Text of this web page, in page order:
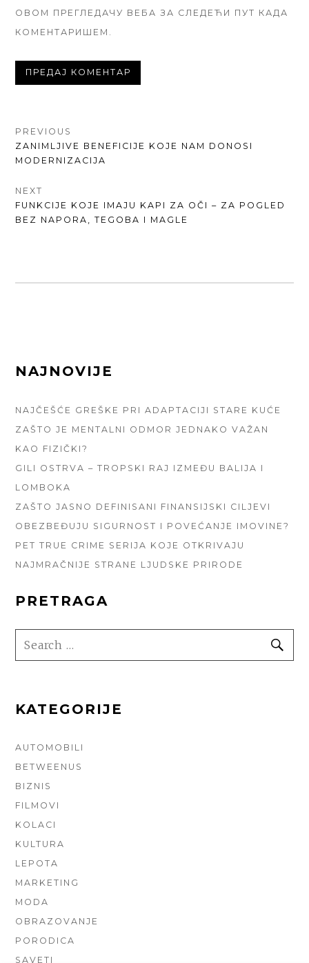
ОВОМ ПРЕГЛЕДАЧУ ВЕБА ЗА СЛЕДЕЋИ ПУТ КАДА
КОМЕНТАРИШЕМ.
КРЕТАЊЕ
ЧЛАНКА
PREVIOUS
PREVIOUS
POST:
ZANIMLJIVE BENEFICIJE KOJE NAM DONOSI
MODERNIZACIJA
NEXT
NEXT
POST:
FUNKCIJE KOJE IMAJU KAPI ZA OČI – ZA POGLED
BEZ NAPORA, TEGOBA I MAGLE
FOOTER
NAJNOVIJE
NAJČEŠĆE GREŠKE PRI ADAPTACIJI STARE KUĆE
ZAŠTO JE MENTALNI ODMOR JEDNAKO VAŽAN
KAO FIZIČKI?
GILI OSTRVA – TROPSKI RAJ IZMEĐU BALIJA I
LOMBOKA
ZAŠTO JASNO DEFINISANI FINANSIJSKI CILJEVI
OBEZBEĐUJU SIGURNOST I POVEĆANJE IMOVINE?
PET TRUE CRIME SERIJA KOJE OTKRIVAJU
NAJMRAČNIJE STRANE LJUDSKE PRIRODE
PRETRAGA
SEARCH
FOR:
KATEGORIJE
AUTOMOBILI
BETWEENUS
BIZNIS
FILMOVI
KOLACI
KULTURA
LEPOTA
MARKETING
MODA
OBRAZOVANJE
PORODICA
SAVETI